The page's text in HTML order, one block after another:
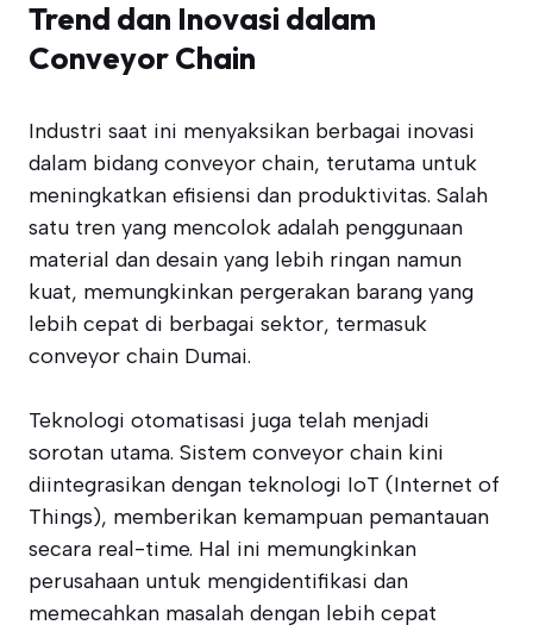
Trend dan Inovasi dalam
Conveyor Chain
Industri saat ini menyaksikan berbagai inovasi
dalam bidang conveyor chain, terutama untuk
meningkatkan efisiensi dan produktivitas. Salah
satu tren yang mencolok adalah penggunaan
material dan desain yang lebih ringan namun
kuat, memungkinkan pergerakan barang yang
lebih cepat di berbagai sektor, termasuk
conveyor chain Dumai.
Teknologi otomatisasi juga telah menjadi
sorotan utama. Sistem conveyor chain kini
diintegrasikan dengan teknologi IoT (Internet of
Things), memberikan kemampuan pemantauan
secara real-time. Hal ini memungkinkan
perusahaan untuk mengidentifikasi dan
memecahkan masalah dengan lebih cepat